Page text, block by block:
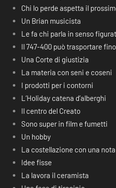
Chi lo perde aspetta il
Un Brian musicista
Le fa chi parla in senso
Il 747-400 può trasportare
Una Corte di giustizia
La materia con seni e coseni
I prodotti per i contorni
L’Holiday catena d’alberghi
Il centro del Creato
Sono super in film e fumetti
Un hobby
La costellazione con una
Idee fisse
La lavora il ceramista